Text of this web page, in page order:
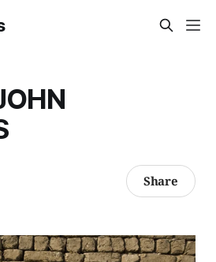
Share